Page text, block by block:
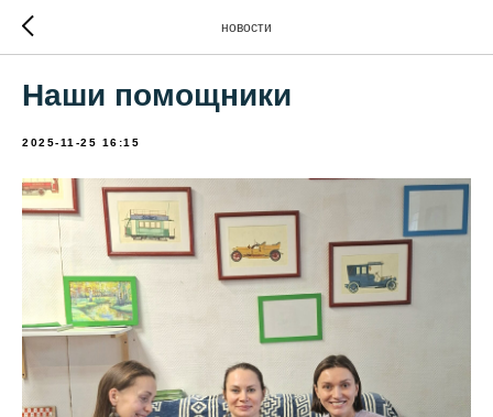
новости
Наши помощники
2025-11-25 16:15